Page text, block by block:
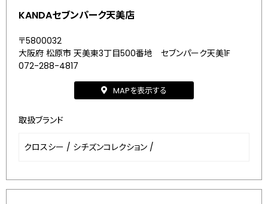
KANDAセブンパーク天美店
〒5800032
大阪府 松原市 天美東3丁目500番地 セブンパーク天美1F
072-288-4817
MAPを表示する
取扱ブランド
クロスシー / シチズンコレクション /